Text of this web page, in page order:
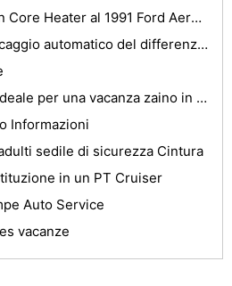
Come modificare un Core Heater al 1991 Ford Aerostar
Che cosa è un bloccaggio automatico del differenziale posteriore?
Adelaide Australia ideale per una vacanza zaino in spalla - Mix perfetto tra cultura, sport e divertimento
Informazioni
sedile di sicurezza Cintura
in un PT Cruiser
Auto Service
vacanze